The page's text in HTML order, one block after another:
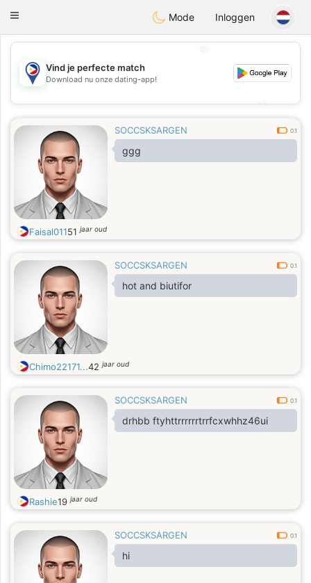
PhilippinesChat
Toggle
Mode Inloggen
💖
💕
Vind je perfecte match
Download nu onze dating-app!
SOCCSKSARGEN 0.1
ggg
Faisal01151jaar oud
SOCCSKSARGEN 0.1
hot and biutifor
Chimo22171...42jaar oud
SOCCSKSARGEN 0.1
drhbb ftyhttrrrrrrtrrfcxwhhz46ui
Rashie19jaar oud
SOCCSKSARGEN 0.1
hi